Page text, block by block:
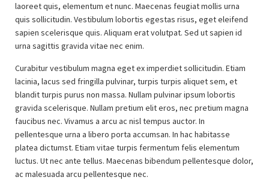
laoreet quis, elementum et nunc. Maecenas feugiat mollis urna
quis sollicitudin. Vestibulum lobortis egestas risus, eget eleifend
sapien scelerisque quis. Aliquam erat volutpat. Sed ut sapien id
urna sagittis gravida vitae nec enim.
Curabitur vestibulum magna eget ex imperdiet sollicitudin. Etiam
lacinia, lacus sed fringilla pulvinar, turpis turpis aliquet sem, et
blandit turpis purus non massa. Nullam pulvinar ipsum lobortis
gravida scelerisque. Nullam pretium elit eros, nec pretium magna
faucibus nec. Vivamus a arcu ac nisl tempus auctor. In
pellentesque urna a libero porta accumsan. In hac habitasse
platea dictumst. Etiam vitae turpis fermentum felis elementum
luctus. Ut nec ante tellus. Maecenas bibendum pellentesque dolor,
ac malesuada arcu pellentesque nec.